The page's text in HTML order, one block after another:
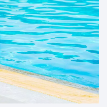
o Abel
de los
un viaje